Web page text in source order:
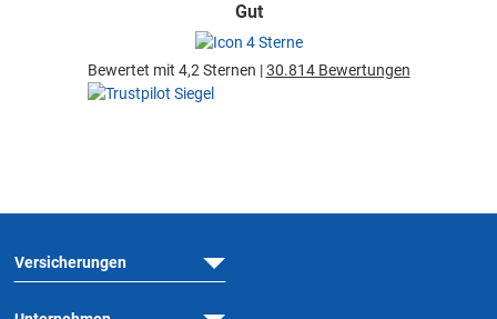
Gut
Bewertet mit 4,2 Sternen |30.814 Bewertungen
Versicherungen